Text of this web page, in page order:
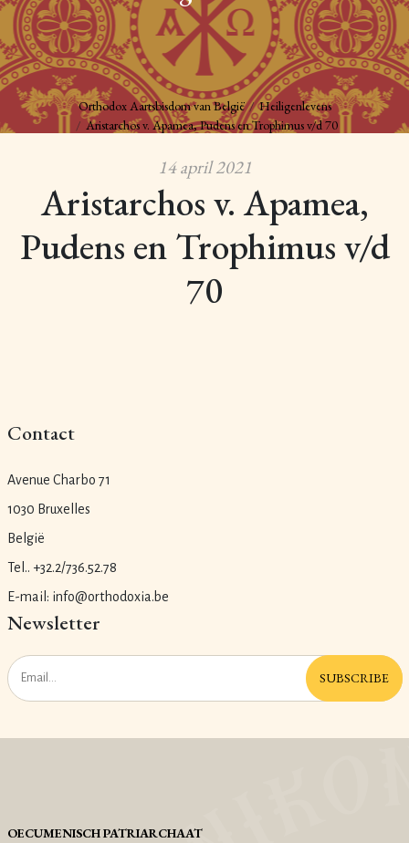
Orthodox Aartsbisdom van België
Heiligenlevens
Aristarchos v. Apamea, Pudens en Trophimus v/d 70
14 april 2021
Aristarchos v. Apamea,
Pudens en Trophimus v/d
70
Contact
Avenue Charbo 71
1030 Bruxelles
België
Tel.. +32.2/736.52.78
E-mail: info@orthodoxia.be
Newsletter
SUBSCRIBE
OECUMENISCH PATRIARCHAAT